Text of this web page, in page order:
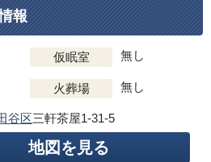
報
仮眠室 無し
火葬場 無し
谷区三軒茶屋1-31-5
地図を見る